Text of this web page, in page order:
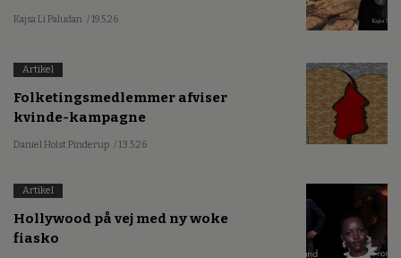
Kajsa Li Paludan / 19.5.26
Artikel
Folketingsmedlemmer afviser
kvinde-kampagne
Daniel Holst Pinderup / 13.5.26
Artikel
Hollywood på vej med ny woke
fiasko